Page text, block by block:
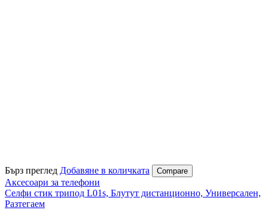
Бърз преглед Добавяне в количката Compare
Аксесоари за телефони
Селфи стик трипод L01s, Блутут дистанционно, Универсален,
Разтегаем